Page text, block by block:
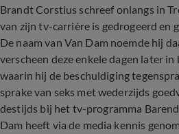
Brandt Corstius schreef onlangs in
van zijn tv-carrière is gedrogeerd en
De naam van Van Dam noemde hij
verscheen deze enkele dagen later
waarin hij de beschuldiging
sprake van seks met wederzijds
destijds bij het tv-programma
Dam heeft via de media kennis